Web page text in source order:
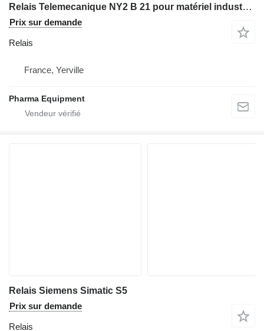
Relais Telemecanique NY2 B 21 pour matériel industriel
Prix sur demande
Relais
France, Yerville
Pharma Equipment
Relais Siemens Simatic S5
Prix sur demande
Relais